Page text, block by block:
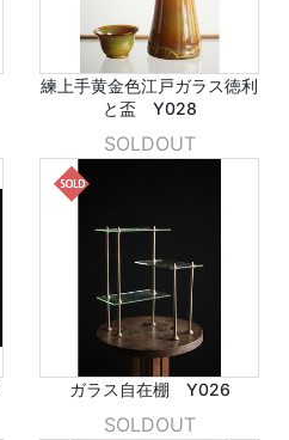
練上手黄金色江戸ガラス徳利
と盃 Y028
SOLDOUT
ガラス自在棚 Y026
SOLDOUT